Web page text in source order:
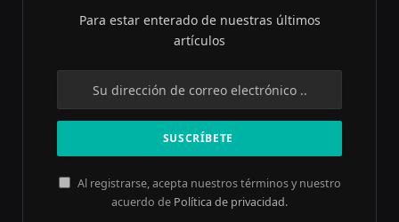
Para estar enterado de nuestras últimos
artículos
Al registrarse, acepta nuestros términos y nuestro
acuerdo de Política de privacidad.